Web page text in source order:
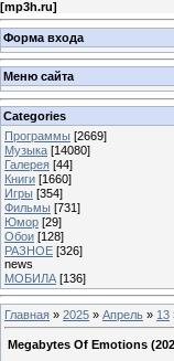
[mp3h.ru]
Форма входа
Меню сайта
Categories
Программы [2669]
Музыка [14080]
Галерея [44]
Книги [1660]
Игры [354]
Фильмы [731]
Юмор [29]
Обои [128]
РАЗНОЕ [326]
news
МОБИЛА [136]
Главная » 2025 » Апрель » 13
Megabytes Of Emotions